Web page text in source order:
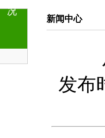
况
新闻中心
发布